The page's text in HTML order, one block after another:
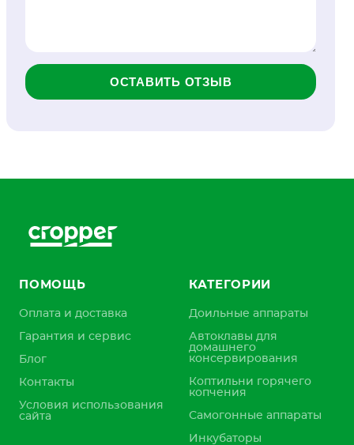
ОСТАВИТЬ ОТЗЫВ
ПОМОЩЬ
Оплата и доставка
Гарантия и сервис
Блог
Контакты
Условия использования
сайта
КАТЕГОРИИ
Доильные аппараты
Автоклавы для
домашнего
консервирования
Коптильни горячего
копчения
Самогонные аппараты
Инкубаторы